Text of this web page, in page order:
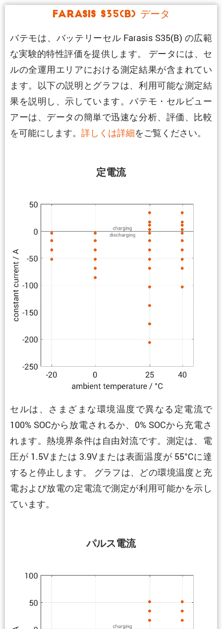
Farasis S35(B) データ
バテモは、バッテリーセル Farasis S35(B) の広範
な実験的特性評価を提供します。 データには、セ
ルの全運用エリアにおける測定結果が含まれてい
ます。以下の説明とグラフは、利用可能な測定結
果を説明し、示しています。バテモ・セルビュー
アーは、データの簡単で迅速な分析、評価、比較
を可能にします。 詳しくは詳細をご覧ください。
定電流
セルは、さまざまな環境温度で異なる定電流で
100% SOCから放電されるか、0% SOCから充電さ
れます。熱境界条件は自由対流です。測定は、電
圧が 1.5Vまたは 3.9Vまたは表面温度が 55°Cに達
すると停止します。 グラフは、どの環境温度と充
電および放電の定電流で測定が利用可能かを示し
ています。
パルス電流